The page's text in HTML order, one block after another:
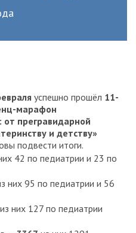
успешно прошёл 11-
марафон
прегравидарной
и детству»
подвести итоги.
42 по педиатрии и 23 по
них 95 по педиатрии и 56
из них 127 по педиатрии